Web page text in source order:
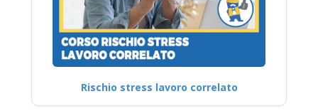
Rischio stress lavoro correlato